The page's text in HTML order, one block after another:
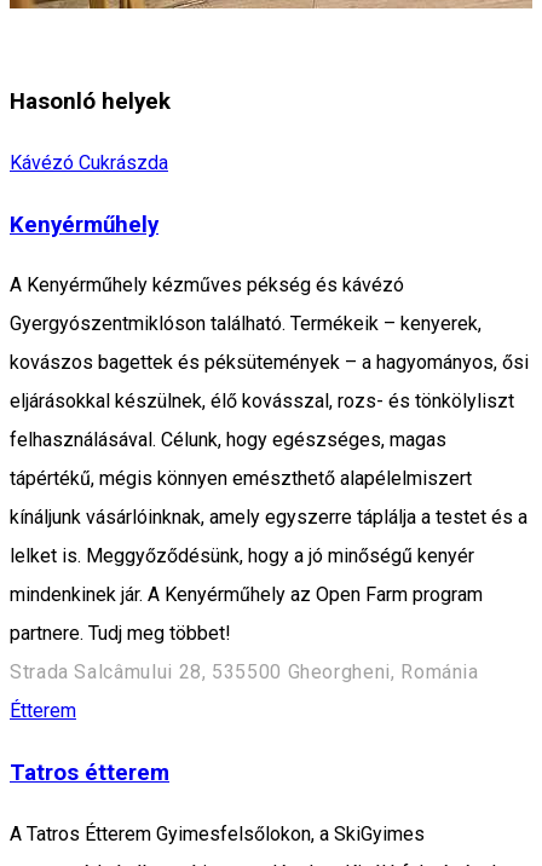
Hasonló helyek
Kávézó Cukrászda
Kenyérműhely
A Kenyérműhely kézműves pékség és kávézó
Gyergyószentmiklóson található. Termékeik – kenyerek,
kovászos bagettek és péksütemények – a hagyományos, ősi
eljárásokkal készülnek, élő kovásszal, rozs- és tönkölyliszt
felhasználásával. Célunk, hogy egészséges, magas
tápértékű, mégis könnyen emészthető alapélelmiszert
kínáljunk vásárlóinknak, amely egyszerre táplálja a testet és a
lelket is. Meggyőződésünk, hogy a jó minőségű kenyér
mindenkinek jár. A Kenyérműhely az Open Farm program
partnere. Tudj meg többet!
Strada Salcâmului 28, 535500 Gheorgheni, Románia
Étterem
Tatros étterem
A Tatros Étterem Gyimesfelsőlokon, a SkiGyimes